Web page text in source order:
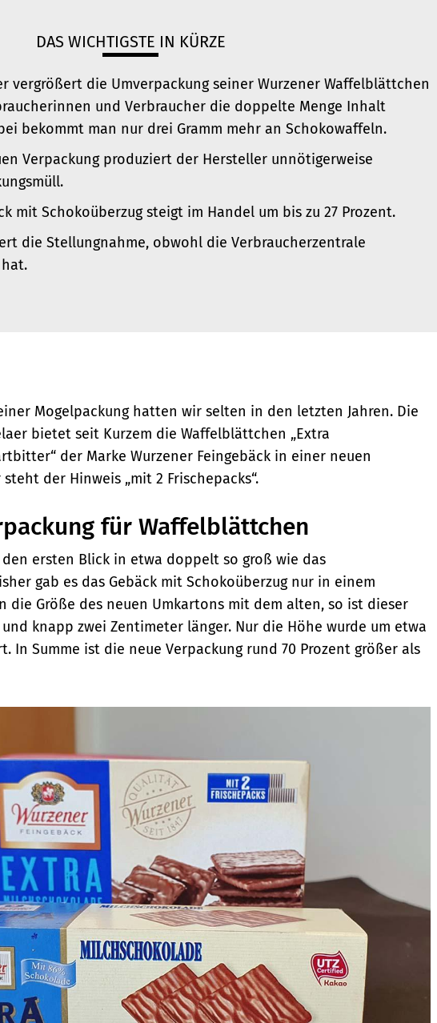
DAS WICHTIGSTE IN KÜRZE
vergrößert die Umverpackung seiner Wurzener Waffelblättchen
und Verbraucher die doppelte Menge Inhalt
bekommt man nur drei Gramm mehr an Schokowaffeln.
Verpackung produziert der Hersteller unnötigerweise
mit Schokoüberzug steigt im Handel um bis zu 27 Prozent.
die Stellungnahme, obwohl die Verbraucherzentrale
Mogelpackung hatten wir selten in den letzten Jahren. Die
bietet seit Kurzem die Waffelblättchen „Extra
der Marke Wurzener Feingebäck in einer neuen
der Hinweis „mit 2 Frischepacks“.
für Waffelblättchen
ersten Blick in etwa doppelt so groß wie das
gab es das Gebäck mit Schokoüberzug nur in einem
die Größe des neuen Umkartons mit dem alten, so ist dieser
knapp zwei Zentimeter länger. Nur die Höhe wurde um etwa
In Summe ist die neue Verpackung rund 70 Prozent größer als